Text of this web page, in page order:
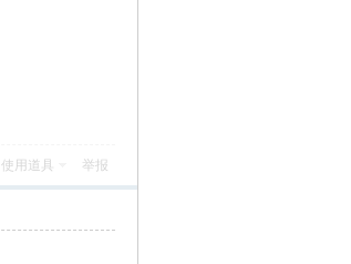
使用道具 举报